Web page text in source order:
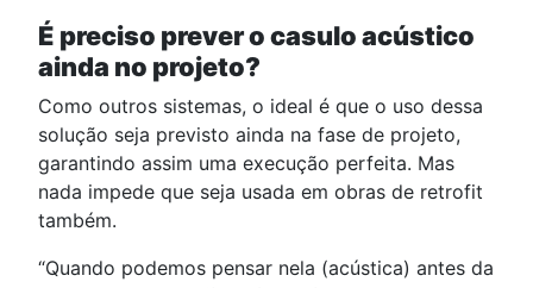
É preciso prever o casulo acústico
ainda no projeto?
Como outros sistemas, o ideal é que o uso dessa
solução seja previsto ainda na fase de projeto,
garantindo assim uma execução perfeita. Mas
nada impede que seja usada em obras de retrofit
também.
“Quando podemos pensar nela (acústica) antes da